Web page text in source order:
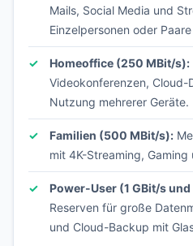
Mails, Social Media und
Einzelpersonen oder
Homeoffice (250 MBit/s):
Videokonferenzen, Cloud-
Nutzung mehrerer Geräte.
Familien (500 MBit/s):
mit 4K-Streaming,
Power-User (1 GBit/s
Reserven für große
und Cloud-Backup mit